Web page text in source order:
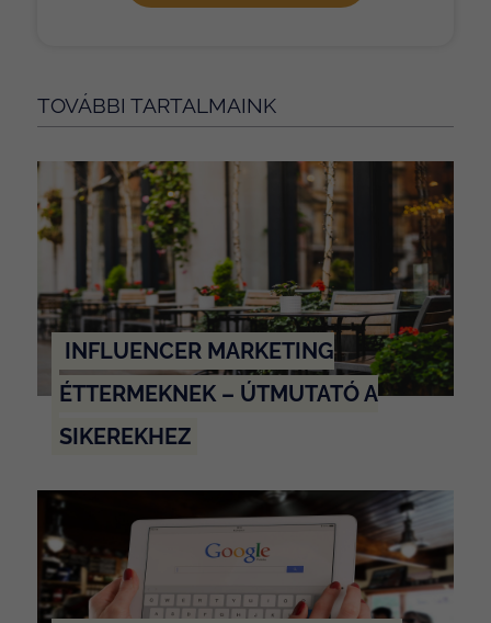
TOVÁBBI TARTALMAINK
INFLUENCER MARKETING
ÉTTERMEKNEK – ÚTMUTATÓ A
SIKEREKHEZ